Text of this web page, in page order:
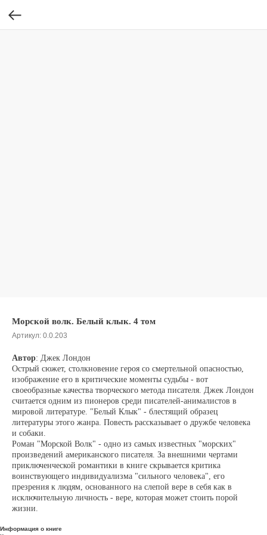
Морской волк. Белый клык. 4 том
Артикул: 0.0.203
Автор: Джек Лондон
Острый сюжет, столкновение героя со смертельной опасностью,
изображение его в критические моменты судьбы - вот
своеобразные качества творческого метода писателя. Джек Лондон
считается одним из пионеров среди писателей-анималистов в
мировой литературе. "Белый Клык" - блестящий образец
литературы этого жанра. Повесть рассказывает о дружбе человека
и собаки.
Роман "Морской Волк" - одно из самых известных "морских"
произведений американского писателя. За внешними чертами
приключенческой романтики в книге скрывается критика
воинствующего индивидуализма "сильного человека", его
презрения к людям, основанного на слепой вере в себя как в
исключительную личность - вере, которая может стоить порой
жизни.
Информация о книге